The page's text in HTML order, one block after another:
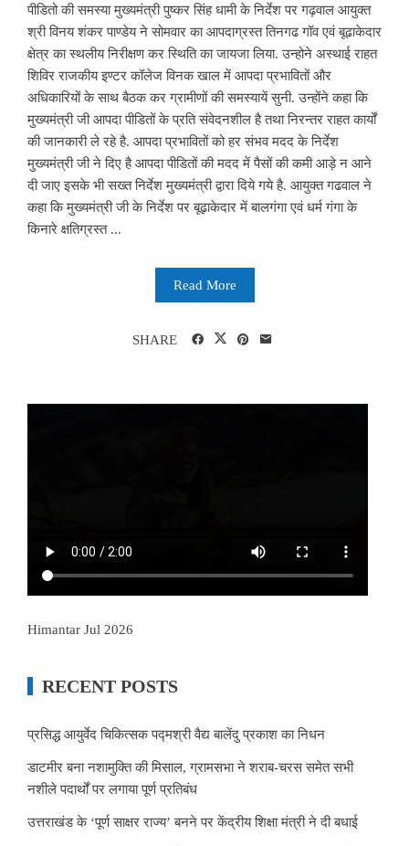
पीडितो की समस्या मुख्यमंत्री पुष्कर सिंह धामी के निर्देश पर गढ़वाल आयुक्त
श्री विनय शंकर पाण्डेय ने सोमवार का आपदाग्रस्त तिनगढ गॉव एवं बूढाकेदार
क्षेत्र का स्थलीय निरीक्षण कर स्थिति का जायजा लिया. उन्होने अस्थाई राहत
शिविर राजकीय इण्टर कॉलेज विनक खाल में आपदा प्रभावितों और
अधिकारियों के साथ बैठक कर ग्रामीणों की समस्यायें सुनी. उन्होंने कहा कि
मुख्यमंत्री जी आपदा पीडितों के प्रति संवेदनशील है तथा निरन्तर राहत कार्यों
की जानकारी ले रहे है. आपदा प्रभावितों को हर संभव मदद के निर्देश
मुख्यमंत्री जी ने दिए है आपदा पीडितों की मदद में पैसों की कमी आड़े न आने
दी जाए इसके भी सख्त निर्देश मुख्यमंत्री द्वारा दिये गये है. आयुक्त गढवाल ने
कहा कि मुख्यमंत्री जी के निर्देश पर बूढ़ाकेदार में बालगंगा एवं धर्म गंगा के
किनारे क्षतिग्रस्त ...
Read More
SHARE
Himantar Jul 2026
RECENT POSTS
प्रसिद्ध आयुर्वेद चिकित्सक पद्मश्री वैद्य बालेंदु प्रकाश का निधन
डाटमीर बना नशामुक्ति की मिसाल, ग्रामसभा ने शराब-चरस समेत सभी
नशीले पदार्थों पर लगाया पूर्ण प्रतिबंध
उत्तराखंड के ‘पूर्ण साक्षर राज्य’ बनने पर केंद्रीय शिक्षा मंत्री ने दी बधाई